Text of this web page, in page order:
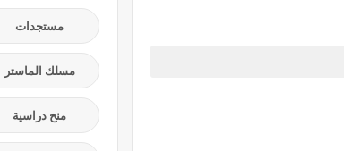
مستجدات
مسلك الماستر
منح دراسية